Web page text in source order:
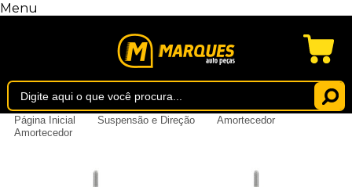
Menu
Página Inicial Suspensão e Direção
Amortecedor
Amortecedor